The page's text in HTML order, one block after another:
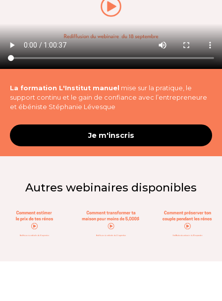
La formation L'Institut manuel mise sur la pratique, le
support continu et le gain de confiance avec l’entrepreneure
et ébéniste Stéphanie Lévesque
Je m'inscris
Autres webinaires disponibles